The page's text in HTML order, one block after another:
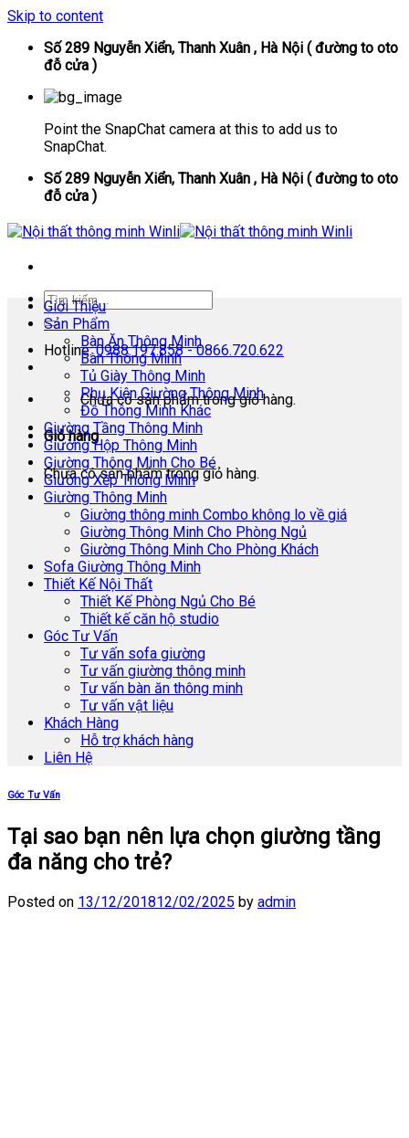
Skip to content
Số 289 Nguyễn Xiển, Thanh Xuân , Hà Nội ( đường to oto
đỗ cửa )
Point the SnapChat camera at this to add us to
SnapChat.
Số 289 Nguyễn Xiển, Thanh Xuân , Hà Nội ( đường to oto
đỗ cửa )
Hotline:0988.197.858 - 0866.720.622
Chưa có sản phẩm trong giỏ hàng.
Giỏ hàng
Chưa có sản phẩm trong giỏ hàng.
Giới Thiệu
Sản Phẩm
Bàn Ăn Thông Minh
Bàn Thông Minh
Tủ Giày Thông Minh
Phụ Kiện Giường Thông Minh
Đồ Thông Minh Khác
Giường Tầng Thông Minh
Giường Hộp Thông Minh
Giường Thông Minh Cho Bé
Giường Xếp Thông Minh
Giường Thông Minh
Giường thông minh Combo không lo về giá
Giường Thông Minh Cho Phòng Ngủ
Giường Thông Minh Cho Phòng Khách
Sofa Giường Thông Minh
Thiết Kế Nội Thất
Thiết Kế Phòng Ngủ Cho Bé
Thiết kế căn hộ studio
Góc Tư Vấn
Tư vấn sofa giường
Tư vấn giường thông minh
Tư vấn bàn ăn thông minh
Tư vấn vật liệu
Khách Hàng
Hỗ trợ khách hàng
Liên Hệ
Góc Tư Vấn
Tại sao bạn nên lựa chọn giường tầng
đa năng cho trẻ?
Posted on 13/12/201812/02/2025 by admin